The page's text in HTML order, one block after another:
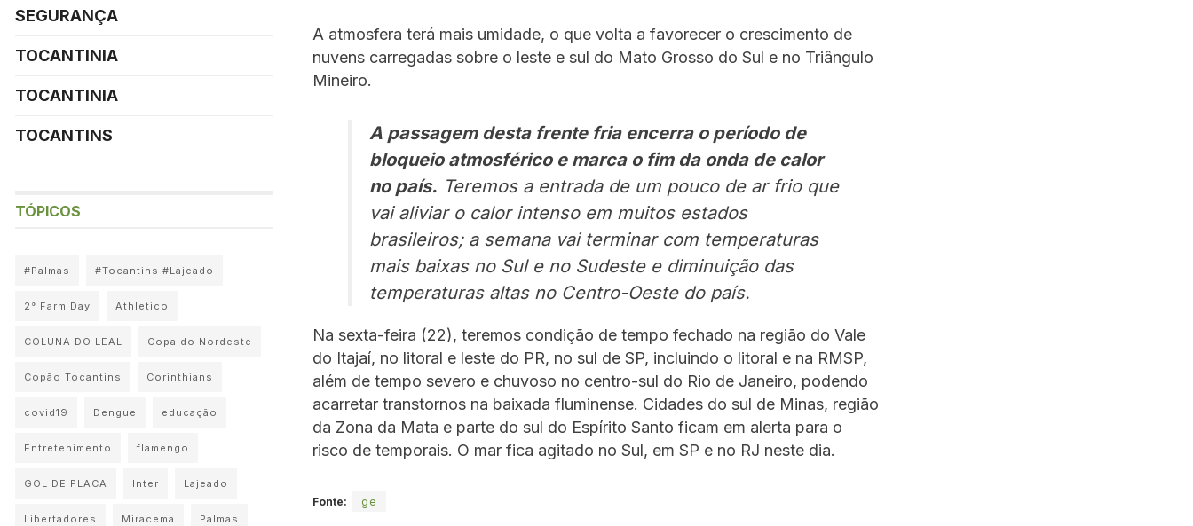
A atmosfera terá mais umidade, o que volta a favorecer o crescimento de
nuvens carregadas sobre o leste e sul do Mato Grosso do Sul e no Triângulo
Mineiro.
A passagem desta frente fria encerra o período de
bloqueio atmosférico e marca o fim da onda de calor
no país. Teremos a entrada de um pouco de ar frio que
vai aliviar o calor intenso em muitos estados
brasileiros; a semana vai terminar com temperaturas
mais baixas no Sul e no Sudeste e diminuição das
temperaturas altas no Centro-Oeste do país.
Na sexta-feira (22), teremos condição de tempo fechado na região do Vale
do Itajaí, no litoral e leste do PR, no sul de SP, incluindo o litoral e na RMSP,
além de tempo severo e chuvoso no centro-sul do Rio de Janeiro, podendo
acarretar transtornos na baixada fluminense. Cidades do sul de Minas, região
da Zona da Mata e parte do sul do Espírito Santo ficam em alerta para o
risco de temporais. O mar fica agitado no Sul, em SP e no RJ neste dia.
Fonte: ge
SEGURANÇA
TOCANTINIA
TOCANTINIA
TOCANTINS
TÓPICOS
#Palmas #Tocantins #Lajeado
2° Farm Day Athletico
COLUNA DO LEAL Copa do Nordeste
Copão Tocantins Corinthians
covid19 Dengue educação
Entretenimento flamengo
GOL DE PLACA Inter Lajeado
Libertadores Miracema Palmas